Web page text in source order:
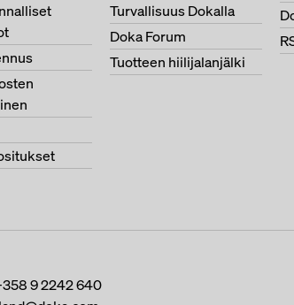
Turvallisuus Dokalla
Doka Forum
Tuotteen hiilijalanjälki
9 2242 640